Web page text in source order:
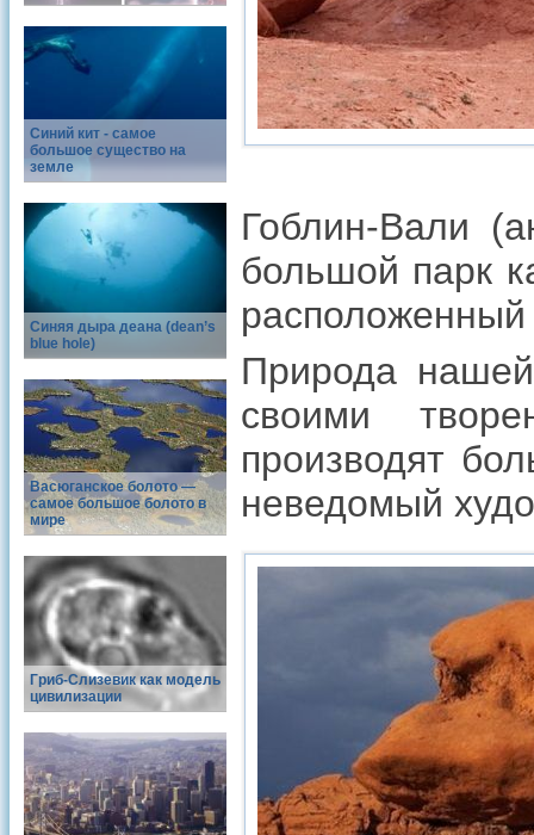
Синий кит - самое
большое существо на
земле
Синяя дыра деана (dean’s
blue hole)
Васюганское болото —
самое большое болото в
мире
Гриб-Слизевик как модель
цивилизации
Гоблин-Вали
большой парк
Природа
своими
производят
неведомый